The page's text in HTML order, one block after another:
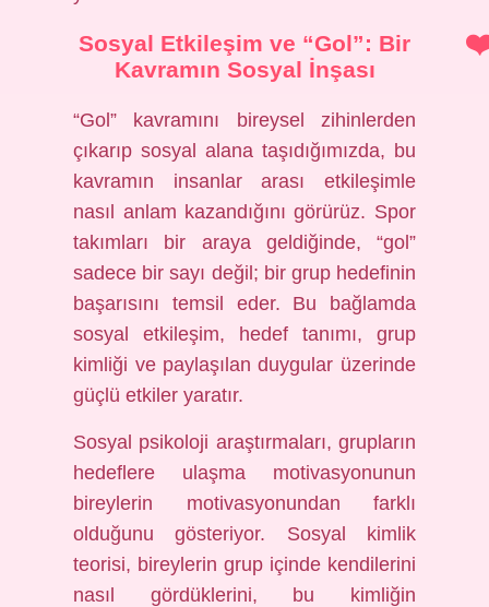
Sosyal Etkileşim ve “Gol”: Bir
Kavramın Sosyal İnşası
“Gol” kavramını bireysel zihinlerden
çıkarıp sosyal alana taşıdığımızda, bu
kavramın insanlar arası etkileşimle
nasıl anlam kazandığını görürüz. Spor
takımları bir araya geldiğinde, “gol”
sadece bir sayı değil; bir grup hedefinin
başarısını temsil eder. Bu bağlamda
sosyal etkileşim, hedef tanımı, grup
kimliği ve paylaşılan duygular üzerinde
güçlü etkiler yaratır.
Sosyal psikoloji araştırmaları, grupların
hedeflere ulaşma motivasyonunun
bireylerin motivasyonundan farklı
olduğunu gösteriyor. Sosyal kimlik
teorisi, bireylerin grup içinde kendilerini
nasıl gördüklerini, bu kimliğin